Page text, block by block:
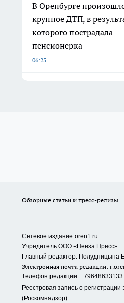
В Оренбурге
крупное ДТП, в
которого пострадала
пенсионерка
06:25
Обзорные статьи и пресс-релизы
Сетевое издание oren1.ru
Учредитель ООО «Пенза Пресс»
Главный редактор: Полудницына
Электронная почта редакции:
Телефон редакции: +79648633133
Реестровая запись о
(Роскомнадзор).